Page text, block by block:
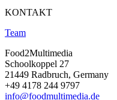
KONTAKT
Team
Food2Multimedia
Schoolkoppel 27
21449 Radbruch, Germany
+49 4178 244 9797
info@foodmultimedia.de